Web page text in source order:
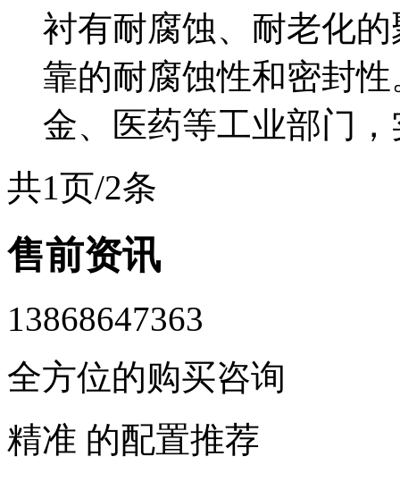
衬有耐腐蚀、耐老化
靠的耐腐蚀性和密封
金、医药等工业部门
共1页/2条
售前资讯
13868647363
全方位的购买咨询
精准 的配置推荐